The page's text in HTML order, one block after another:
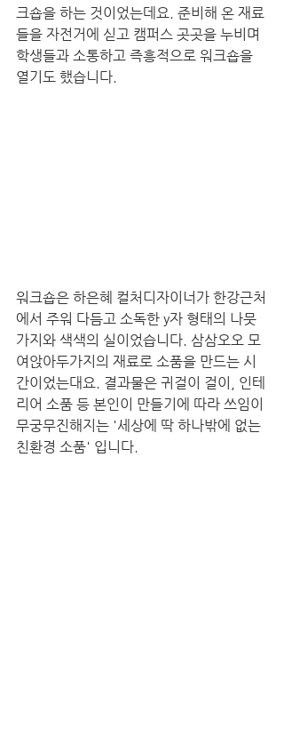
크숍을 하는 것이었는데요. 준비해 온 재료
들을 자전거에 싣고 캠퍼스 곳곳을 누비며
학생들과 소통하고 즉흥적으로 워크숍을
열기도 했습니다.
워크숍은 하은혜 컬처디자이너가 한강근처
에서 주워 다듬고 소독한 y자 형태의 나뭇
가지와 색색의 실이었습니다. 삼삼오오 모
여앉아두가지의 재료로 소품을 만드는 시
간이었는대요. 결과물은 귀걸이 걸이, 인테
리어 소품 등 본인이 만들기에 따라 쓰임이
무궁무진해지는 '세상에 딱 하나밖에 없는
친환경 소품' 입니다.